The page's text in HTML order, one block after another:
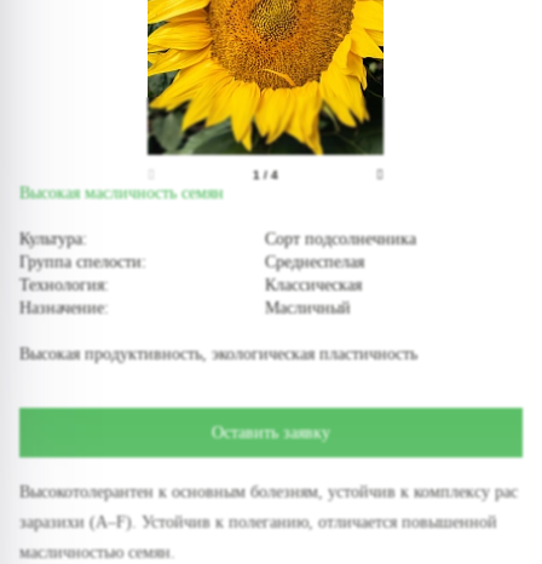
1/4
Высокая масличность семян
Культура:
Сорт подсолнечника
Группа спелости:
Среднеспелая
Технология:
Классическая
Назначение:
Масличный
Высокая продуктивность, экологическая пластичность
Оставить заявку
Высокотолерантен к основным болезням, устойчив к комплексу рас
заразихи (А–F). Устойчив к полеганию, отличается повышенной
масличностью семян.